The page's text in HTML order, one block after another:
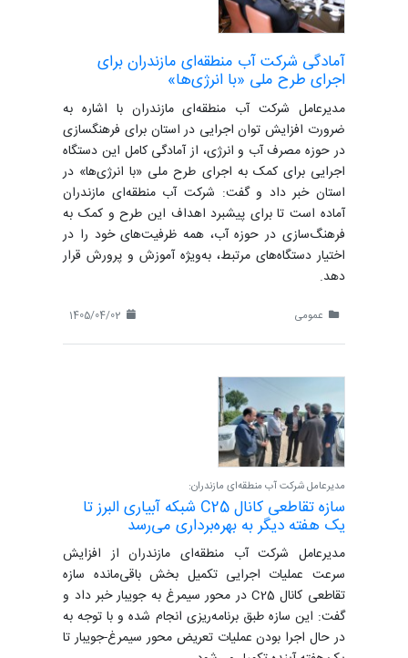
آمادگی شرکت آب منطقه‌ای مازندران برای
اجرای طرح ملی «با انرژی‌ها»
مدیرعامل شرکت آب منطقه‌ای مازندران با اشاره به
ضرورت افزایش توان اجرایی در استان برای فرهنگسازی
در حوزه مصرف آب و انرژی، از آمادگی کامل این دستگاه
اجرایی برای کمک به اجرای طرح ملی «با انرژی‌ها» در
استان خبر داد و گفت: شرکت آب منطقه‌ای مازندران
آماده است تا برای پیشبرد اهداف این طرح و کمک به
فرهنگ‌سازی در حوزه آب، همه ظرفیت‌های خود را در
اختیار دستگاه‌های مرتبط، به‌ویژه آموزش و پرورش قرار
دهد.
عمومی
مدیرعامل شرکت آب منطقه‌ای مازندران:
سازه تقاطعی کانال C25 شبکه آبیاری البرز تا
یک هفته دیگر به بهره‌برداری می‌رسد
مدیرعامل شرکت آب منطقه‌ای مازندران از افزایش
سرعت عملیات اجرایی تکمیل بخش باقی‌مانده سازه
تقاطعی کانال C25 در محور سیمرغ به جویبار خبر داد و
گفت: این سازه طبق برنامه‌ریزی انجام شده و با توجه به
در حال اجرا بودن عملیات تعریض محور سیمرغ-جویبار تا